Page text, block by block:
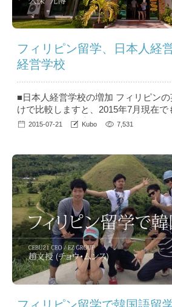
フィリピン留学、日本人経
経営学校
■日本人経営学校の増加 フィリピン
けで比較しますと、2015年7月現在
学校のほうが日本人経営の学校よりも
長してきたビジネスだからです。し
人の間でもフィリピンへの英語留学
頃からフィ...
2015-07-21 Kubo 7,531